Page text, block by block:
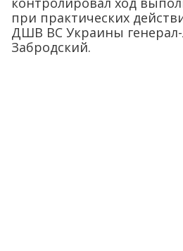
при практических
ДШВ ВС Украины
Забродский.